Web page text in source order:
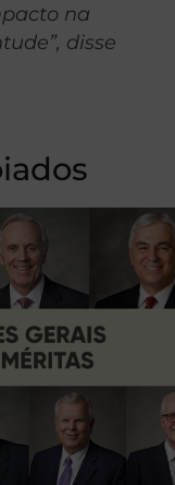
na
disse